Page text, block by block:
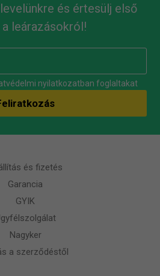
és értesülj első
leárazásokról!
nyilatkozatban foglaltakat
és fizetés
Garancia
GYIK
Nagyker
a szerződéstől